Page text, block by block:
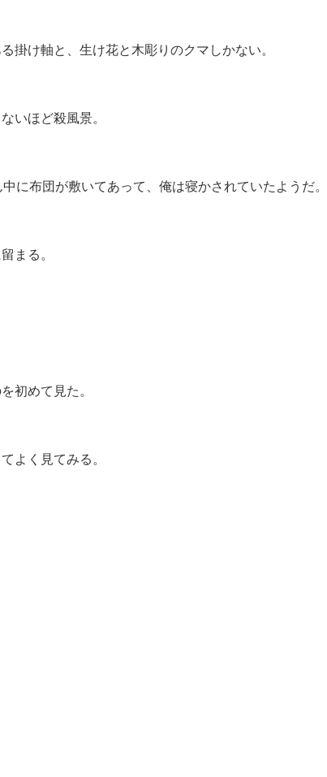
掛け軸と、生け花と木彫りのクマしかない。
いほど殺風景。
に布団が敷いてあって、俺は寝かされていたようだ
まる。
初めて見た。
よく見てみる。